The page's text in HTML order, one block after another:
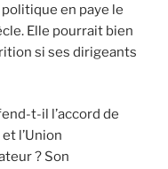
en paye le
Elle pourrait bien
si ses dirigeants
t-il l’accord de
l’Union
? Son